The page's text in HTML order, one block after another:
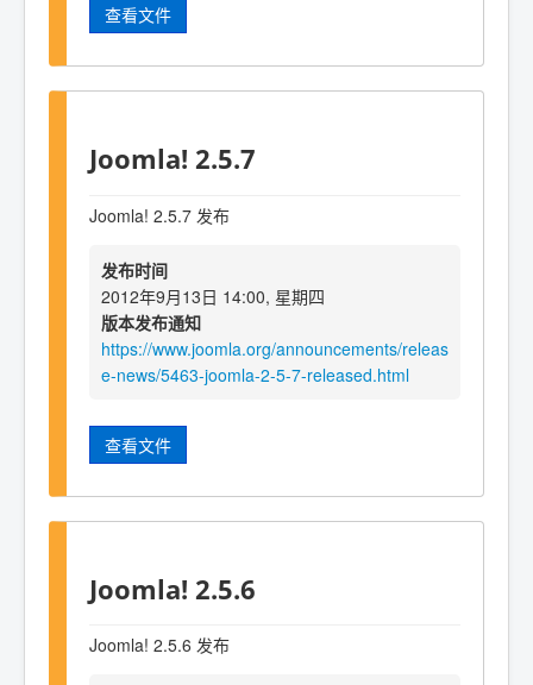
查看文件
Joomla! 2.5.7
Joomla! 2.5.7 发布
发布时间
2012年9月13日 14:00, 星期四
版本发布通知
https://www.joomla.org/announcements/releas
e-news/5463-joomla-2-5-7-released.html
查看文件
Joomla! 2.5.6
Joomla! 2.5.6 发布